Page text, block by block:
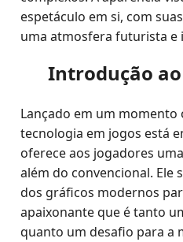
espetáculo em si, com
uma atmosfera futurista e
Introdução
Lançado em um momento
tecnologia em jogos está
oferece aos jogadores
além do convencional. Ele
dos gráficos modernos
apaixonante que é tanto
quanto um desafio para a